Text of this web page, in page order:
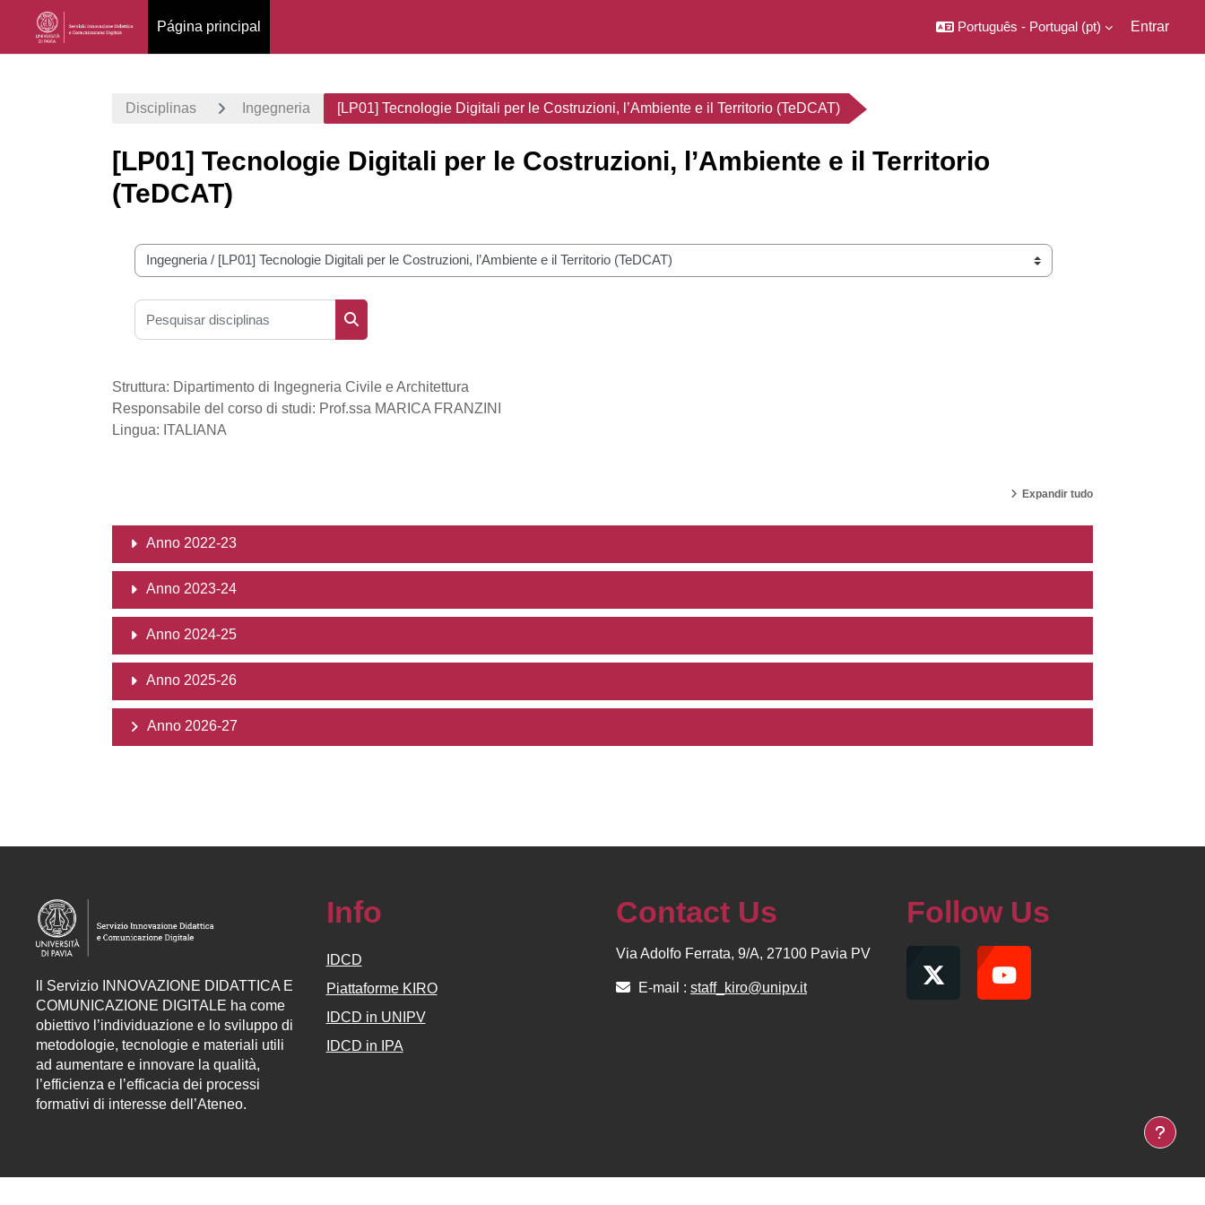
Página principal Português - Portugal ‎(pt)‎ Entrar
Disciplinas Ingegneria [LP01] Tecnologie Digitali per le Costruzioni, l’Ambiente e il Territorio (TeDCAT)
[LP01] Tecnologie Digitali per le Costruzioni, l’Ambiente e il Territorio
(TeDCAT)
Categorias de disciplinas
Pesquisar disciplinas
Struttura: Dipartimento di Ingegneria Civile e Architettura
Responsabile del corso di studi: Prof.ssa MARICA FRANZINI
Lingua: ITALIANA
Expandir tudo
Anno 2022-23
Anno 2023-24
Anno 2024-25
Anno 2025-26
Anno 2026-27
Servizio INNOVAZIONE DIDATTICA E
COMUNICAZIONE DIGITALE ha come
obiettivo l’individuazione e lo sviluppo di
metodologie, tecnologie e materiali utili
ad aumentare e innovare la qualità,
l’efficienza e l’efficacia dei processi
formativi di interesse dell’Ateneo.
Info
IDCD
Piattaforme KIRO
IDCD in UNIPV
IDCD in IPA
Contact Us
Via Adolfo Ferrata, 9/A, 27100 Pavia PV
E-mail : staff_kiro@unipv.it
Follow Us